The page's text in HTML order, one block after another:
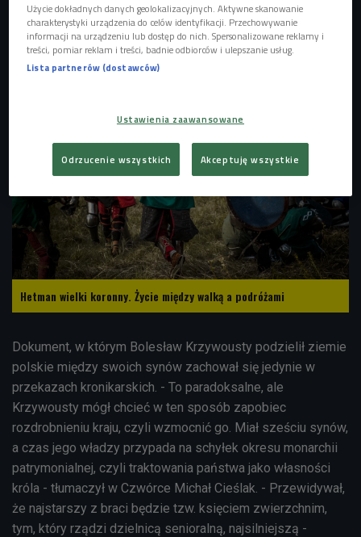
Zdj. ilustracyjne Foto: tomertu/Shutterstock.com
Hetman wielki koronny. Życie między walką a podróżami
Dokument, w którym Bolesław Krzywousty podzielił ziemie
polskie między swoich synów zachował się jedynie w
przekazach kronikarskich. - To paradoksalne, ale
Krzywousty mógł chcieć w ten sposób zapobiec
rozdrobnieniu kraju, czyli wzmocnić go. Miał sześciu synów,
a czas jego władzy przypada na schyłek okresu monarchii
patrymonialnej, czyli traktowania państwa jako własności
króla - tłumaczył w Czwórce Michał Cieślak. - Przewidywał,
że najstarszy z braci będzie tzw. księciem zwierzchnim,
tym, który rządzi dzielnicą senioralną, najsilniejszą -
Użycie dokładnych danych geolokalizacyjnych. Aktywne skanowanie
charakterystyki urządzenia do celów identyfikacji. Przechowywanie
informacji na urządzeniu lub dostęp do nich. Spersonalizowane reklamy i
treści, pomiar reklam i treści, badnie odbiorców i ulepszanie usług.
Lista partnerów (dostawców)
Ustawienia zaawansowane
Odrzucenie wszystkich Akceptuję wszystkie